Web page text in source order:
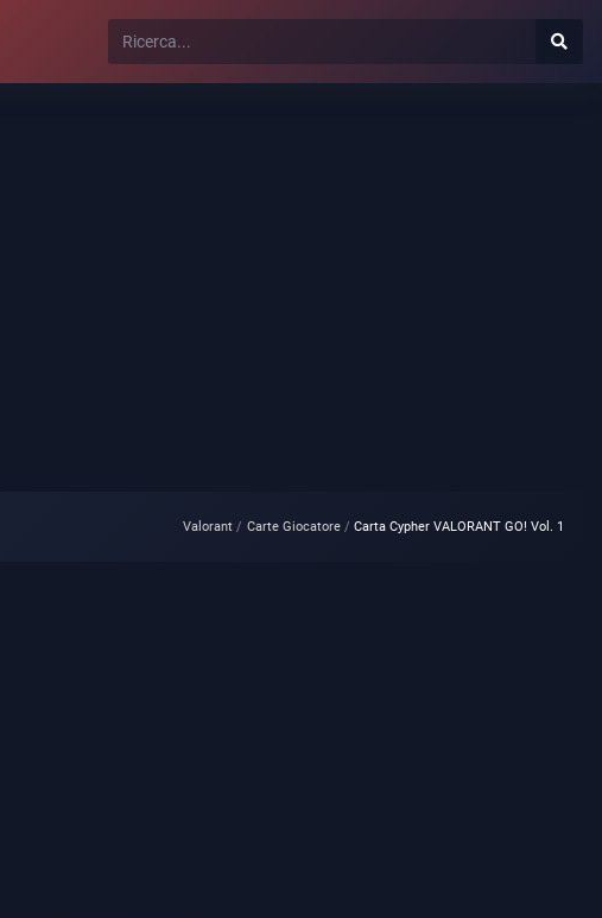
Valorant Carte Giocatore Carta Cypher VALORANT GO! Vol. 1